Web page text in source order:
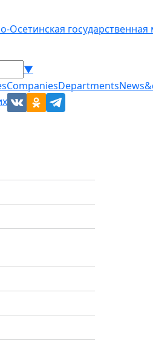
Осетинская
▼
CompaniesDepartments